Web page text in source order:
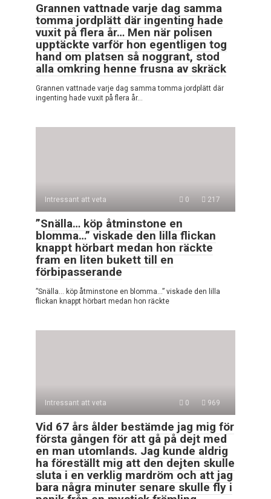
Grannen vattnade varje dag samma
tomma jordplätt där ingenting hade
vuxit på flera år… Men när polisen
upptäckte varför hon egentligen tog
hand om platsen så noggrant, stod
alla omkring henne frusna av skräck
Grannen vattnade varje dag samma tomma jordplätt där
ingenting hade vuxit på flera år…
Intressant att veta 0 217
”Snälla… köp åtminstone en
blomma…” viskade den lilla flickan
knappt hörbart medan hon räckte
fram en liten bukett till en
förbipasserande
”Snälla… köp åtminstone en blomma…” viskade den lilla
flickan knappt hörbart medan hon räckte
Intressant att veta 0 969
Vid 67 års ålder bestämde jag mig för
första gången för att gå på dejt med
en man utomlands. Jag kunde aldrig
ha föreställt mig att den dejten skulle
sluta i en verklig mardröm och att jag
bara några minuter senare skulle fly i